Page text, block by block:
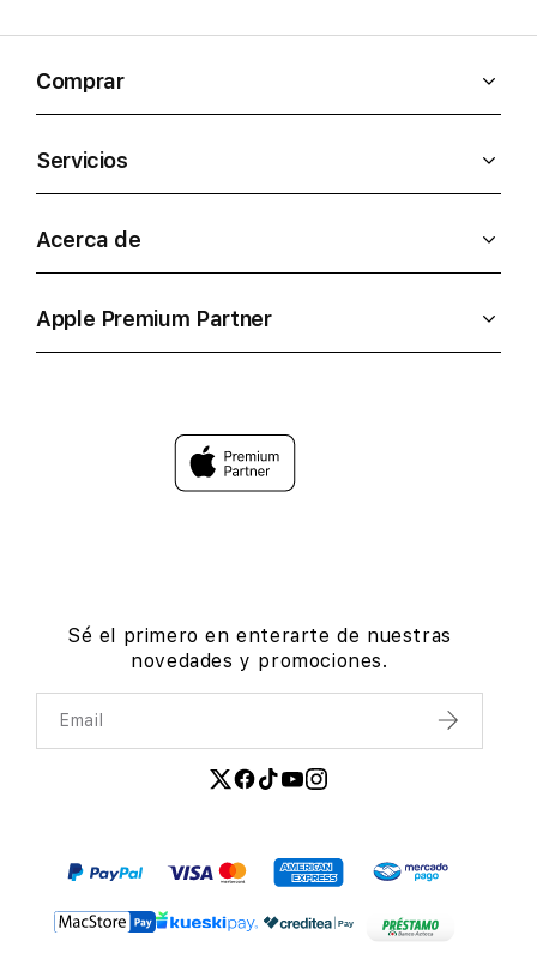
Comprar
Servicios
Acerca de
Apple Premium Partner
Sé el primero en enterarte de nuestras
novedades y promociones.
Email